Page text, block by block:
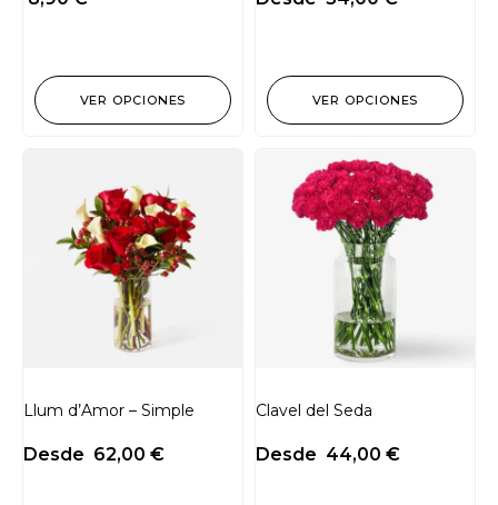
VER OPCIONES VER OPCIONES
Llum d’Amor – Simple
Desde 62,00 €
Clavel del Seda
Desde 44,00 €